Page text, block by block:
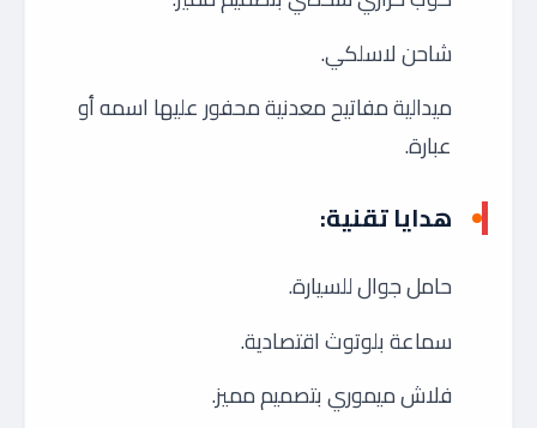
شاحن لاسلكي.
ميدالية مفاتيح معدنية محفور عليها اسمه أو
عبارة.
هدايا تقنية:
حامل جوال للسيارة.
سماعة بلوتوث اقتصادية.
فلاش ميموري بتصميم مميز.